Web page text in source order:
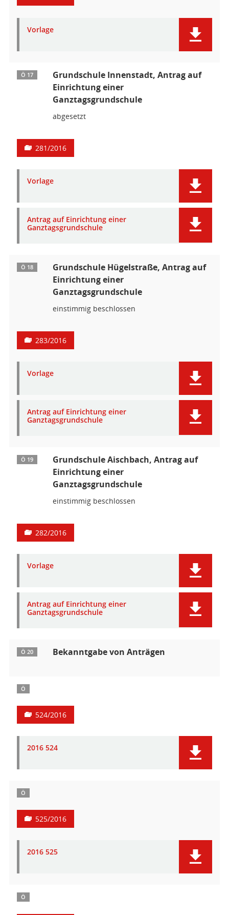
Vorlage
Ö 17
Grundschule Innenstadt, Antrag auf
Einrichtung einer
Ganztagsgrundschule
abgesetzt
281/2016
Vorlage
Antrag auf Einrichtung einer
Ganztagsgrundschule
Ö 18
Grundschule Hügelstraße, Antrag auf
Einrichtung einer
Ganztagsgrundschule
einstimmig beschlossen
283/2016
Vorlage
Antrag auf Einrichtung einer
Ganztagsgrundschule
Ö 19
Grundschule Aischbach, Antrag auf
Einrichtung einer
Ganztagsgrundschule
einstimmig beschlossen
282/2016
Vorlage
Antrag auf Einrichtung einer
Ganztagsgrundschule
Ö 20 Bekanntgabe von Anträgen
Ö
524/2016
2016 524
Ö
525/2016
2016 525
Ö